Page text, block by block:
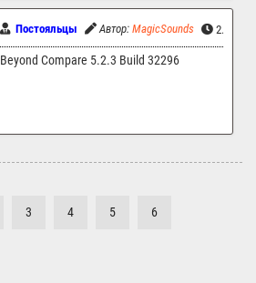
Постояльцы Автор: MagicSounds
Beyond Compare 5.2.3 Build 32296
3 4 5 6